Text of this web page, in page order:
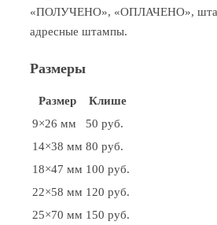
«ПОЛУЧЕНО», «ОПЛАЧЕНО»,
адресные штампы.
Размеры
Размер
Клише
9×26 мм
50 руб.
14×38 мм 80 руб.
18×47 мм 100 руб.
22×58 мм 120 руб.
25×70 мм 150 руб.